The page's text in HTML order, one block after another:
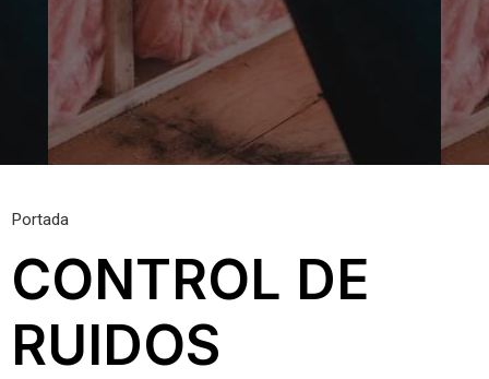
Portada
CONTROL DE
RUIDOS